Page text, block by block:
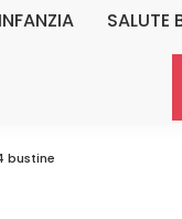
SALUTE
bustine